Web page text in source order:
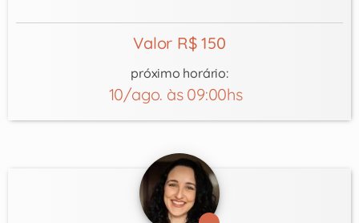
Valor R$ 150
próximo horário:
10/ago. às 09:00hs